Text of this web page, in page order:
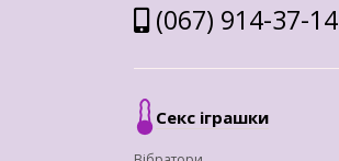
(067) 914-37-14
Секс іграшки